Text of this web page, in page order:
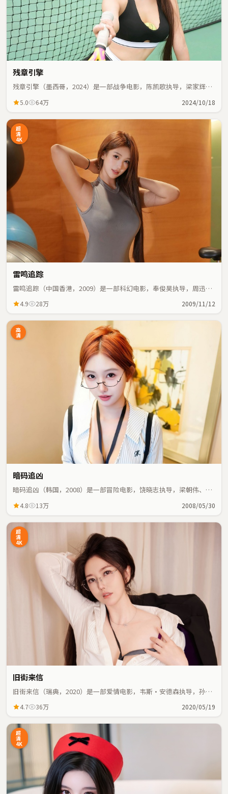
残章引擎
残章引擎（墨西哥，2024）是一部战争电影，陈凯歌执导，梁家辉、
5.0 64万 2024/10/18
超
清
4K
雷鸣追踪
雷鸣追踪（中国香港，2009）是一部科幻电影，奉俊昊执导，周迅、
4.9 28万 2009/11/12
高
清
暗码追凶
暗码追凶（韩国，2008）是一部冒险电影，饶晓志执导，梁朝伟、乔
4.8 13万 2008/05/30
超
清
4K
旧街来信
旧街来信（瑞典，2020）是一部爱情电影，韦斯·安德森执导，孙艺
4.7 36万 2020/05/19
超
清
4K